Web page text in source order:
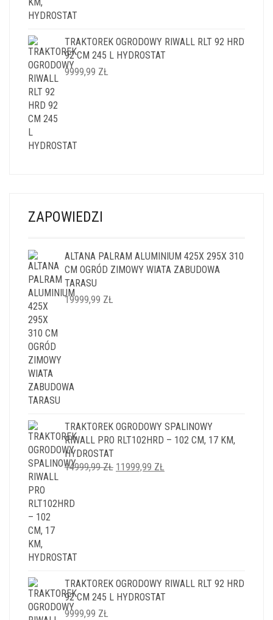
TRAKTOREK OGRODOWY RIWALL RLT 92 HRD
92 CM 245 L HYDROSTAT
9999,99 ZŁ
ZAPOWIEDZI
ALTANA PALRAM ALUMINIUM 425X 295X 310
CM OGRÓD ZIMOWY WIATA ZABUDOWA
TARASU
19999,99 ZŁ
TRAKTOREK OGRODOWY SPALINOWY
RIWALL PRO RLT102HRD – 102 CM, 17 KM,
HYDROSTAT
14999,99ZŁ PIERWOTNA
11999,99 ZŁ
TRAKTOREK OGRODOWY RIWALL RLT 92 HRD
92 CM 245 L HYDROSTAT
9999,99 ZŁ